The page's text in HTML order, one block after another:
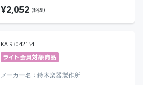
¥2,052 (税抜)
KA-93042154
メーカー名 鈴木楽器製作所